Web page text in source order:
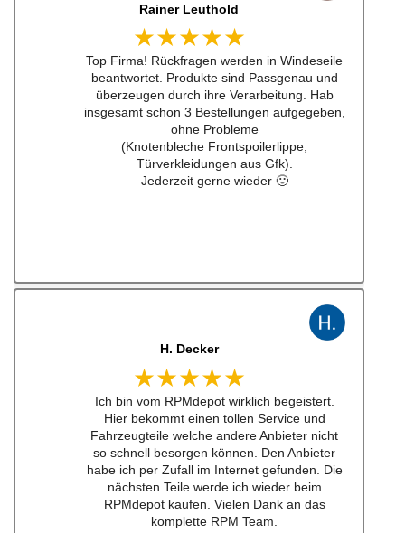
Rainer Leuthold
★★★★★
Top Firma! Rückfragen werden in Windeseile
beantwortet. Produkte sind Passgenau und
überzeugen durch ihre Verarbeitung. Hab
insgesamt schon 3 Bestellungen aufgegeben,
ohne Probleme
(Knotenbleche Frontspoilerlippe,
Türverkleidungen aus Gfk).
Jederzeit gerne wieder 🙂
H. Decker
★★★★★
Ich bin vom RPMdepot wirklich begeistert.
Hier bekommt einen tollen Service und
Fahrzeugteile welche andere Anbieter nicht
so schnell besorgen können. Den Anbieter
habe ich per Zufall im Internet gefunden. Die
nächsten Teile werde ich wieder beim
RPMdepot kaufen. Vielen Dank an das
komplette RPM Team.